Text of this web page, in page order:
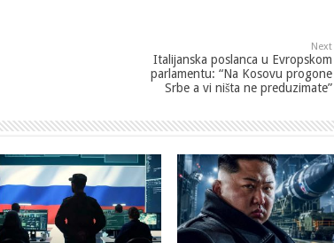
Next
Italijanska poslanca u Evropskom
parlamentu: “Na Kosovu progone
Srbe a vi ništa ne preduzimate”